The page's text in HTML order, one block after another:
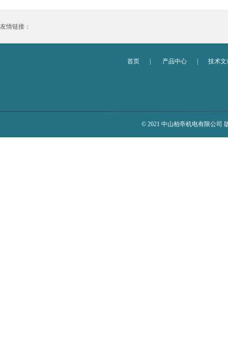
友情链接：
首页 产品中心 技术文
© 2021 中山柏帝机电有限公司